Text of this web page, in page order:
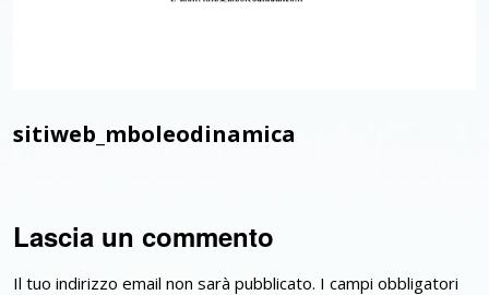
sitiweb_mboleodinamica
Lascia un commento
Il tuo indirizzo email non sarà pubblicato. I campi obbligatori